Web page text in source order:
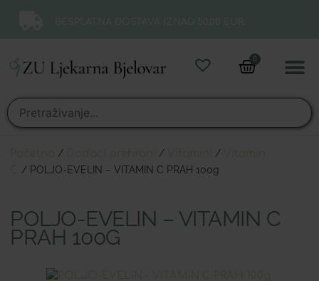
0
/ / /
/ POLJO-EVELIN – VITAMIN C PRAH 100g
POLJO-EVELIN – VITAMIN C
PRAH 100G